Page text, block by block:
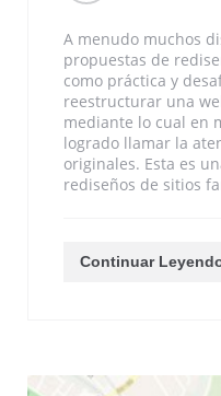
A menudo muchos
propuestas de
como práctica y
reestructurar una
mediante lo cual en
logrado llamar la
originales. Esta es
rediseños de sitios
Continuar